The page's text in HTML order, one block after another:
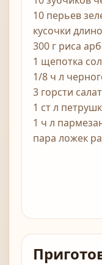
10 перьев
кусочки
300 г риса
1 щепотка
1/8 ч л
3 горсти
1 ст л
1 ч л
пара ложек